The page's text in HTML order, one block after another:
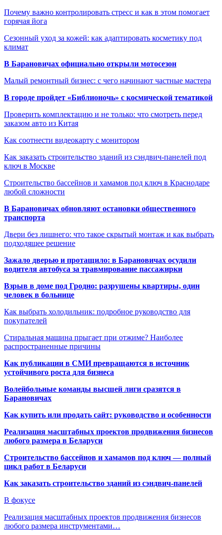
Почему важно контролировать стресс и как в этом помогает
горячая йога
Сезонный уход за кожей: как адаптировать косметику под
климат
В Барановичах официально открыли мотосезон
Малый ремонтный бизнес: с чего начинают частные мастера
В городе пройдет «Библионочь» с космической тематикой
Проверить комплектацию и не только: что смотреть перед
заказом авто из Китая
Как соотнести видеокарту с монитором
Как заказать строительство зданий из сэндвич-панелей под
ключ в Москве
Строительство бассейнов и хамамов под ключ в Краснодаре
любой сложности
В Барановичах обновляют остановки общественного
транспорта
Двери без лишнего: что такое скрытый монтаж и как выбрать
подходящее решение
Зажало дверью и протащило: в Барановичах осудили
водителя автобуса за травмирование пассажирки
Взрыв в доме под Гродно: разрушены квартиры, один
человек в больнице
Как выбрать холодильник: подробное руководство для
покупателей
Стиральная машина прыгает при отжиме? Наиболее
распространенные причины
Как публикации в СМИ превращаются в источник
устойчивого роста для бизнеса
Волейбольные команды высшей лиги сразятся в
Барановичах
Как купить или продать сайт: руководство и особенности
Реализация масштабных проектов продвижения бизнесов
любого размера в Беларуси
Строительство бассейнов и хамамов под ключ — полный
цикл работ в Беларуси
Как заказать строительство зданий из сэндвич-панелей
В фокусе
Реализация масштабных проектов продвижения бизнесов
любого размера инструментами…